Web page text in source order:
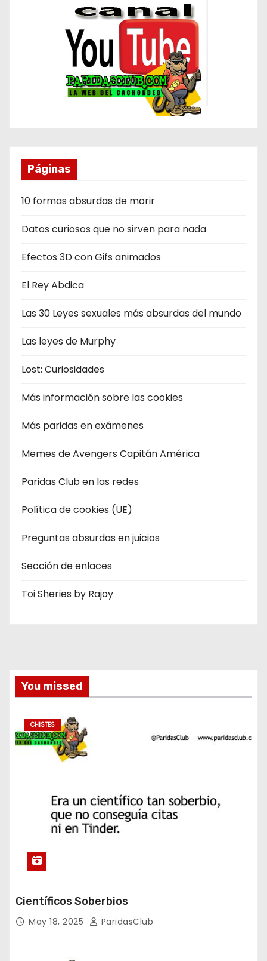
Páginas
10 formas absurdas de morir
Datos curiosos que no sirven para nada
Efectos 3D con Gifs animados
El Rey Abdica
Las 30 Leyes sexuales más absurdas del mundo
Las leyes de Murphy
Lost: Curiosidades
Más información sobre las cookies
Más paridas en exámenes
Memes de Avengers Capitán América
Paridas Club en las redes
Política de cookies (UE)
Preguntas absurdas en juicios
Sección de enlaces
Toi Sheries by Rajoy
You missed
CHISTES
Científicos Soberbios
May 18, 2025 ParidasClub